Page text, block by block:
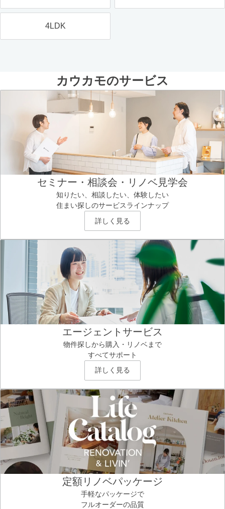
4LDK
カウカモのサービス
セミナー・相談会・リノベ見学会
知りたい、相談したい、体験したい
住まい探しのサービスラインナップ
詳しく見る
エージェントサービス
物件探しから購入・リノベまで
すべてサポート
詳しく見る
定額リノベパッケージ
手軽なパッケージで
フルオーダーの品質